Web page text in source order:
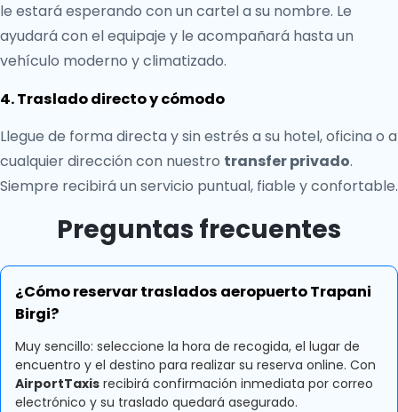
le estará esperando con un cartel a su nombre. Le
ayudará con el equipaje y le acompañará hasta un
vehículo moderno y climatizado.
4. Traslado directo y cómodo
Llegue de forma directa y sin estrés a su hotel, oficina o a
cualquier dirección con nuestro transfer privado.
Siempre recibirá un servicio puntual, fiable y confortable.
Preguntas frecuentes
¿Cómo reservar traslados aeropuerto Trapani
Birgi?
Muy sencillo: seleccione la hora de recogida, el lugar de
encuentro y el destino para realizar su reserva online. Con
AirportTaxis recibirá confirmación inmediata por correo
electrónico y su traslado quedará asegurado.